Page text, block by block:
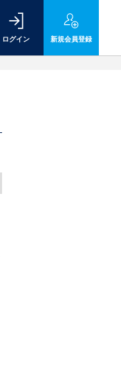
ログイン 新規会員登録